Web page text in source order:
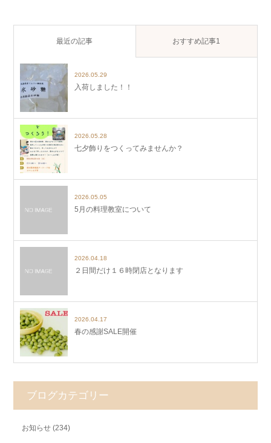
最近の記事 おすすめ記事1
2026.05.29
入荷しました！！
2026.05.28
七夕飾りをつくってみませんか？
2026.05.05
5月の料理教室について
2026.04.18
２日間だけ１６時閉店となります
2026.04.17
春の感謝SALE開催
ブログカテゴリー
お知らせ (234)